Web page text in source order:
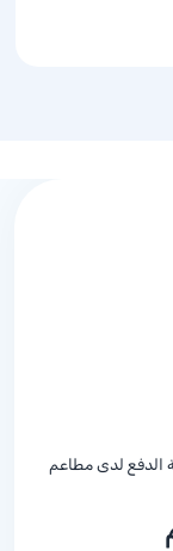
الدفع لدى مطاعم